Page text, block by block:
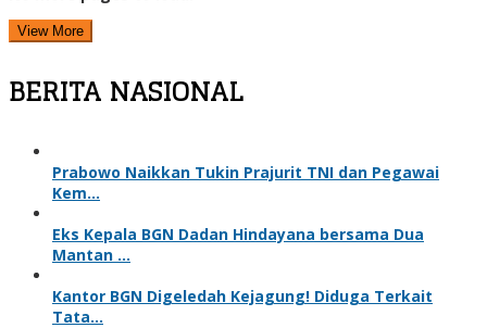
View More
BERITA NASIONAL
Prabowo Naikkan Tukin Prajurit TNI dan Pegawai
Kem…
Eks Kepala BGN Dadan Hindayana bersama Dua
Mantan …
Kantor BGN Digeledah Kejagung! Diduga Terkait
Tata…